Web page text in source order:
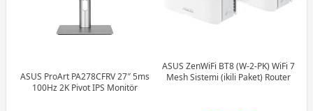
ASUS ProArt PA278CFRV 27″ 5ms
100Hz 2K Pivot IPS Monitör
ASUS ZenWiFi BT8 (W-2-PK) WiFi 7
Mesh Sistemi (ikili Paket) Router